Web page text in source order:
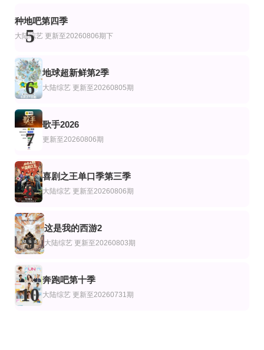
地球超新鲜第二季
孙红雷,李乃文,郭京飞,刘宇宁,龚俊,陈星旭,王玉雯,林一
AI了，大医生
开播吧！青春采销2026
杜华,马天宇,柳岩
5
种地吧第四季
大陆综艺 更新至20260806期下
6
地球超新鲜第2季
大陆综艺 更新至20260805期
7
歌手2026
更新至20260806期
8
喜剧之王单口季第三季
大陆综艺 更新至20260806期
9
这是我的西游2
大陆综艺 更新至20260803期
10
奔跑吧第十季
大陆综艺 更新至20260731期